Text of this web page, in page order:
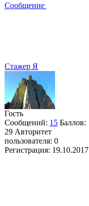
Сообщение
Стажер Я
Гость
Сообщений: 15 Баллов:
29 Авторитет
пользователя: 0
Регистрация: 19.10.2017